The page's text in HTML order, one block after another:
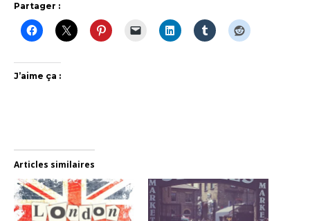
Partager :
J’aime ça :
Articles similaires